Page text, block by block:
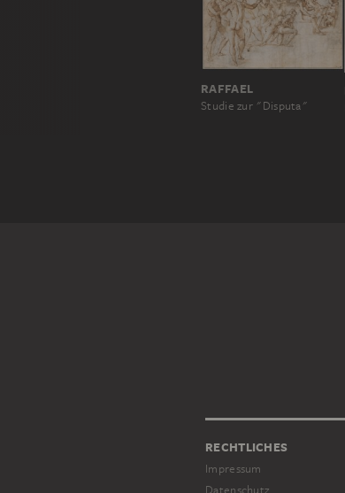
RAFFAEL
Studie zur "Disputa"
RECHTLICHES
Impressum
Datenschutz